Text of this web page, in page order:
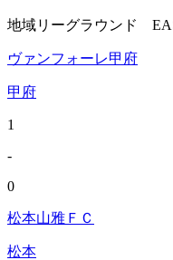
地域リーグラウンド
ヴァンフォーレ甲府
甲府
1
-
0
松本山雅ＦＣ
松本